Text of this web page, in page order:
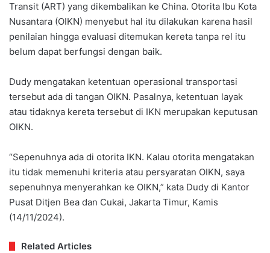
Transit (ART) yang dikembalikan ke China. Otorita Ibu Kota
Nusantara (OIKN) menyebut hal itu dilakukan karena hasil
penilaian hingga evaluasi ditemukan kereta tanpa rel itu
belum dapat berfungsi dengan baik.
Dudy mengatakan ketentuan operasional transportasi
tersebut ada di tangan OIKN. Pasalnya, ketentuan layak
atau tidaknya kereta tersebut di IKN merupakan keputusan
OIKN.
“Sepenuhnya ada di otorita IKN. Kalau otorita mengatakan
itu tidak memenuhi kriteria atau persyaratan OIKN, saya
sepenuhnya menyerahkan ke OIKN,” kata Dudy di Kantor
Pusat Ditjen Bea dan Cukai, Jakarta Timur, Kamis
(14/11/2024).
Related Articles